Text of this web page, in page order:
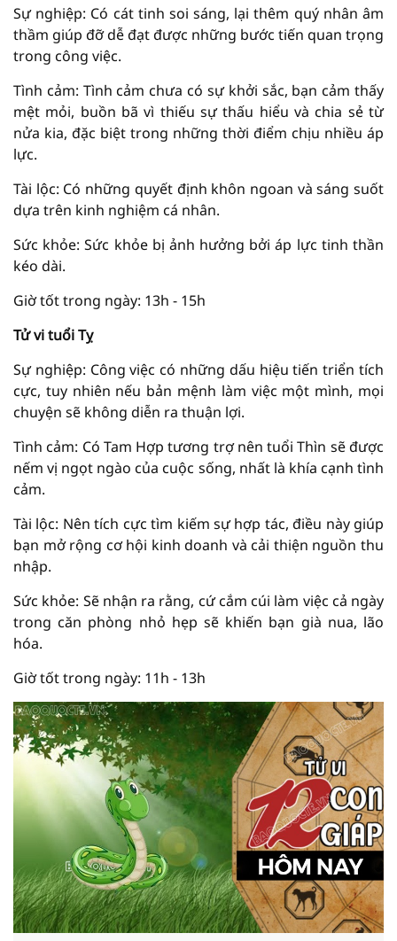
Sự nghiệp: Có cát tinh soi sáng, lại thêm quý nhân âm
thầm giúp đỡ dễ đạt được những bước tiến quan trọng
trong công việc.
Tình cảm: Tình cảm chưa có sự khởi sắc, bạn cảm thấy
mệt mỏi, buồn bã vì thiếu sự thấu hiểu và chia sẻ từ
nửa kia, đặc biệt trong những thời điểm chịu nhiều áp
lực.
Tài lộc: Có những quyết định khôn ngoan và sáng suốt
dựa trên kinh nghiệm cá nhân.
Sức khỏe: Sức khỏe bị ảnh hưởng bởi áp lực tinh thần
kéo dài.
Giờ tốt trong ngày: 13h - 15h
Tử vi tuổi Tỵ
Sự nghiệp: Công việc có những dấu hiệu tiến triển tích
cực, tuy nhiên nếu bản mệnh làm việc một mình, mọi
chuyện sẽ không diễn ra thuận lợi.
Tình cảm: Có Tam Hợp tương trợ nên tuổi Thìn sẽ được
nếm vị ngọt ngào của cuộc sống, nhất là khía cạnh tình
cảm.
Tài lộc: Nên tích cực tìm kiếm sự hợp tác, điều này giúp
bạn mở rộng cơ hội kinh doanh và cải thiện nguồn thu
nhập.
Sức khỏe: Sẽ nhận ra rằng, cứ cắm cúi làm việc cả ngày
trong căn phòng nhỏ hẹp sẽ khiến bạn già nua, lão
hóa.
Giờ tốt trong ngày: 11h - 13h